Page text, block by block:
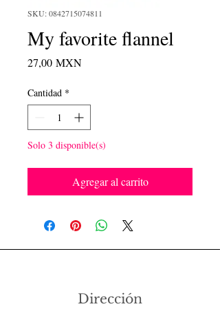
SKU: 0842715074811
My favorite flannel
27,00 MXNPrecio
Cantidad *
Solo 3 disponible(s)
Agregar al carrito
Dirección